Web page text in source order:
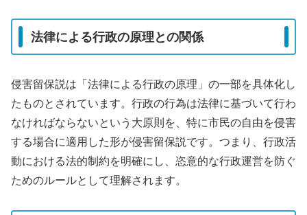
法律による行政の原理との関係
侵害留保説は「法律による行政の原理」の一部を具体化し
たものとされています。行政の行為は法律に基づいて行わ
なければならないという大原則を、特に市民の自由を侵害
する場合に適用した形が侵害留保説です。つまり、行政活
動における法的制約を明確にし、恣意的な行政運営を防ぐ
ためのルールとして理解されます。